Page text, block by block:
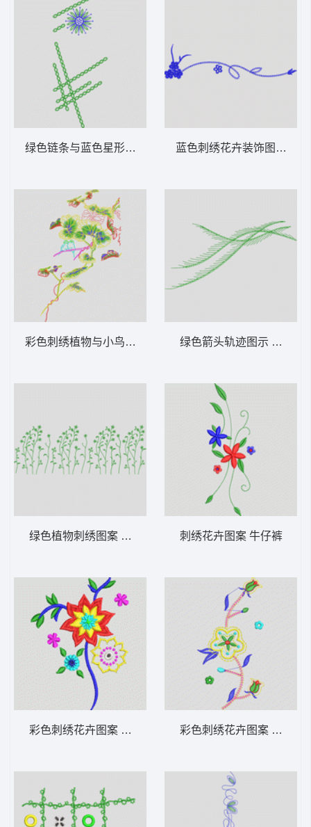
绿色链条与蓝色星形图案 花型
彩色刺绣植物与小鸟图案 花型
绿色植物刺绣图案 花型
彩色刺绣花卉图案 花型
蓝色刺绣花卉装饰图案 牛
绿色箭头轨迹图示 牛仔裤
刺绣花卉图案 牛仔裤
彩色刺绣花卉图案 牛仔裤